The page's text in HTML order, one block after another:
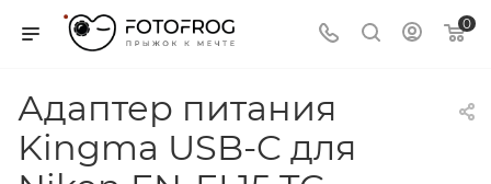
0
Адаптер питания
Kingma USB-C для